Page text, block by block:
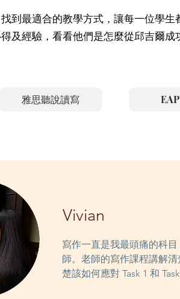
到最適合的教學方式，讓每一位學
及經驗，看看他們是怎麼從邱吉爾
雅思聽說讀寫
Vivian
寫作一直是我最頭痛的科
師。老師的寫作課程講解
楚該如何應對 Task 1 和